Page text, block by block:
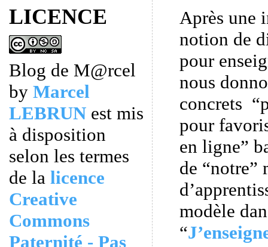
LICENCE
Blog de M@rcel
by Marcel
LEBRUNest mis
à disposition
selon les termes
de la licence
Creative
Commons
Paternité - Pas
Après une
notion de
pour
nous
concrets
pour
en ligne”
de “notre”
modèle
“